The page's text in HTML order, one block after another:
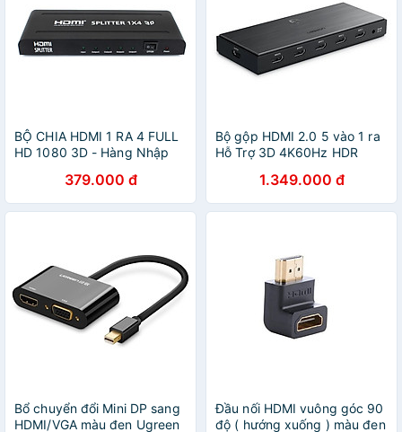
BỘ CHIA HDMI 1 RA 4 FULL
HD 1080 3D - Hàng Nhập
379.000 đ
Bộ gộp HDMI 2.0 5 vào 1 ra
Hỗ Trợ 3D 4K60Hz HDR
1.349.000 đ
Bổ chuyển đổi Mini DP sang
HDMI/VGA màu đen Ugreen
Đầu nối HDMI vuông góc 90
độ ( hướng xuống ) màu đen